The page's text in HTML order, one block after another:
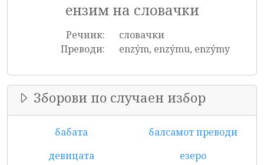
ензим на словачки
Речник:
словачки
Преводи:
enzým, enzýmu, enzýmy
Зборови по случаен избор
бабата
балсамот преводи
девицата
езеро